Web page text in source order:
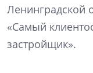
Ленинградской
«Самый
застройщик».